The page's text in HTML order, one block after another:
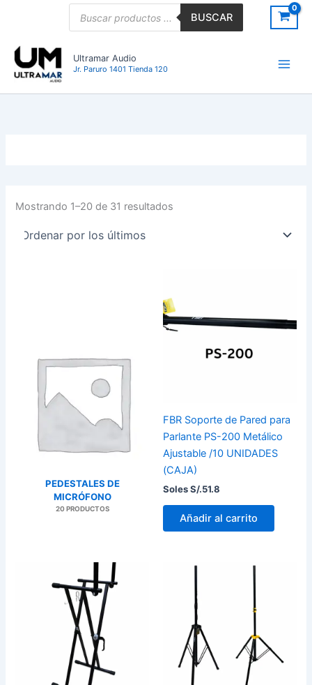
BUSCAR
Ultramar Audio
Jr. Paruro 1401 Tienda 120
Mostrando 1–20 de 31 resultados
Ordenado
por
los
últimos
PEDESTALES DE
MICRÓFONO
20 PRODUCTOS
FBR Soporte de Pared para
Parlante PS-200 Metálico
Ajustable /10 UNIDADES
(CAJA)
Soles S/.51.8
Añadir al carrito